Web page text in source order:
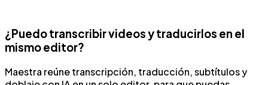
¿Puedo transcribir videos y traducirlos en el
mismo editor?
Maestra reúne transcripción, traducción, subtítulos y